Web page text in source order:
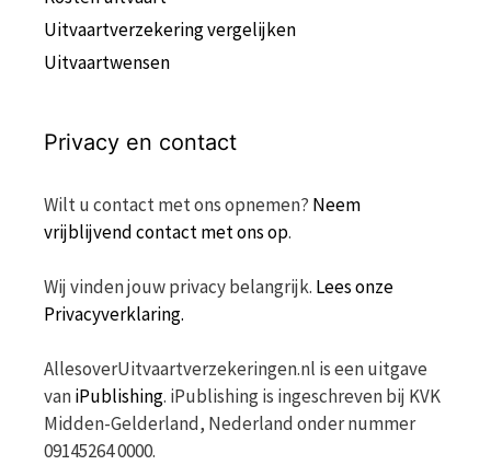
Uitvaartverzekering vergelijken
Uitvaartwensen
Privacy en contact
Wilt u contact met ons opnemen? Neem
vrijblijvend contact met ons op.
Wij vinden jouw privacy belangrijk. Lees onze
Privacyverklaring.
AllesoverUitvaartverzekeringen.nl is een uitgave
vaniPublishing. iPublishing is ingeschreven bij KVK
Midden-Gelderland, Nederland onder nummer
09145264 0000.